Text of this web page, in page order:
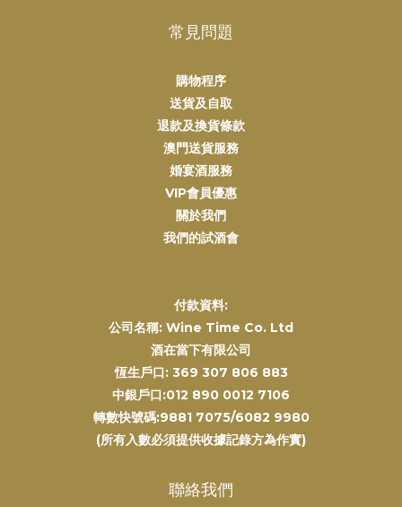
常見問題
購物程序
送貨及自取
退款及換貨條款
澳門送貨服務
婚宴酒服務
VIP會員優惠
關於我們
我們的試酒會
付款資料:
公司名稱: Wine Time Co. Ltd
酒在當下有限公司
恆生戶口: 369 307 806 883
中銀戶口:012 890 0012 7106
轉數快號碼:9881 7075/6082 9980
(所有入數必須提供收據記錄方為作實)
聯絡我們